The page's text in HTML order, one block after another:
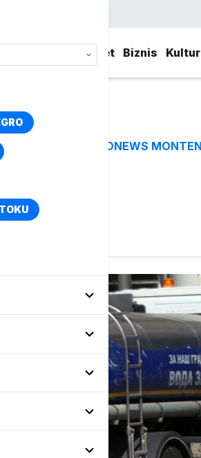
Svet Biznis
TAGOVI EURONEWS